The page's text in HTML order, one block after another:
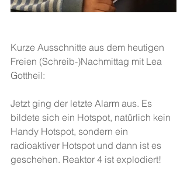
Kurze Ausschnitte aus dem heutigen
Freien (Schreib-)Nachmittag mit Lea
Gottheil:
Jetzt ging der letzte Alarm aus. Es
bildete sich ein Hotspot, natürlich kein
Handy Hotspot, sondern ein
radioaktiver Hotspot und dann ist es
geschehen. Reaktor 4 ist explodiert!